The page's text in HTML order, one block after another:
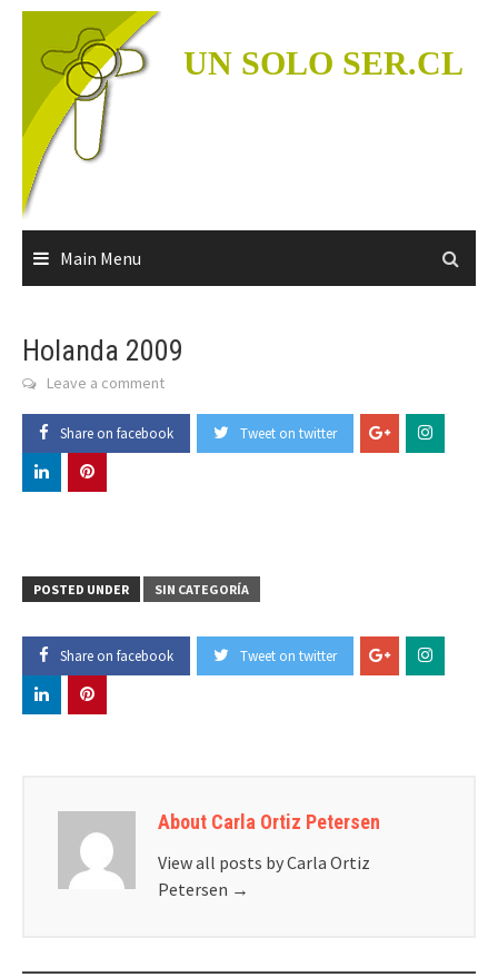
Skip
content
UN SOLO SER.CL
Main Menu
Holanda 2009
Leave a comment
Share on facebook Tweet on twitter
POSTED UNDER SIN CATEGORÍA
Share on facebook Tweet on twitter
About Carla Ortiz Petersen
View all posts by Carla Ortiz
Petersen →